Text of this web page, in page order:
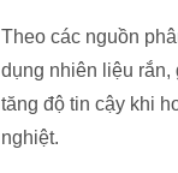
Theo các nguồn
dụng nhiên liệu rắn,
tăng độ tin cậy khi
nghiệt.